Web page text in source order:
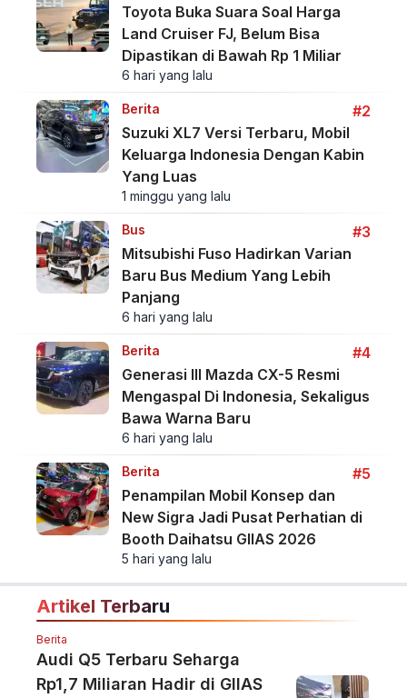
Toyota Buka Suara Soal Harga
Land Cruiser FJ, Belum Bisa
Dipastikan di Bawah Rp 1 Miliar
6 hari yang lalu
Berita
#2
Suzuki XL7 Versi Terbaru, Mobil
Keluarga Indonesia Dengan Kabin
Yang Luas
1 minggu yang lalu
Bus
#3
Mitsubishi Fuso Hadirkan Varian
Baru Bus Medium Yang Lebih
Panjang
6 hari yang lalu
Berita
#4
Generasi III Mazda CX-5 Resmi
Mengaspal Di Indonesia, Sekaligus
Bawa Warna Baru
6 hari yang lalu
Berita
#5
Penampilan Mobil Konsep dan
New Sigra Jadi Pusat Perhatian di
Booth Daihatsu GIIAS 2026
5 hari yang lalu
Artikel Terbaru
Berita
Audi Q5 Terbaru Seharga
Rp1,7 Miliaran Hadir di GIIAS